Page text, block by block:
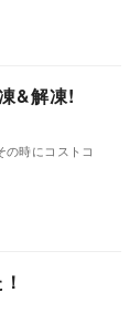
&解凍!
時にコストコ